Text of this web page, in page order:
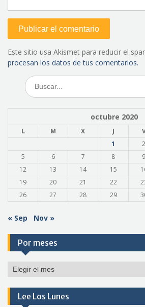
Este sitio usa Akismet para reducir el
procesan los datos de tus comentarios.
Buscar:
octubre 2020
L M X J
1
2
5
6 7 8 9
12
13 14 15
19
20 21 22
26
27 28 29
« Sep Nov »
Por meses
Por
Lee Los Lunes